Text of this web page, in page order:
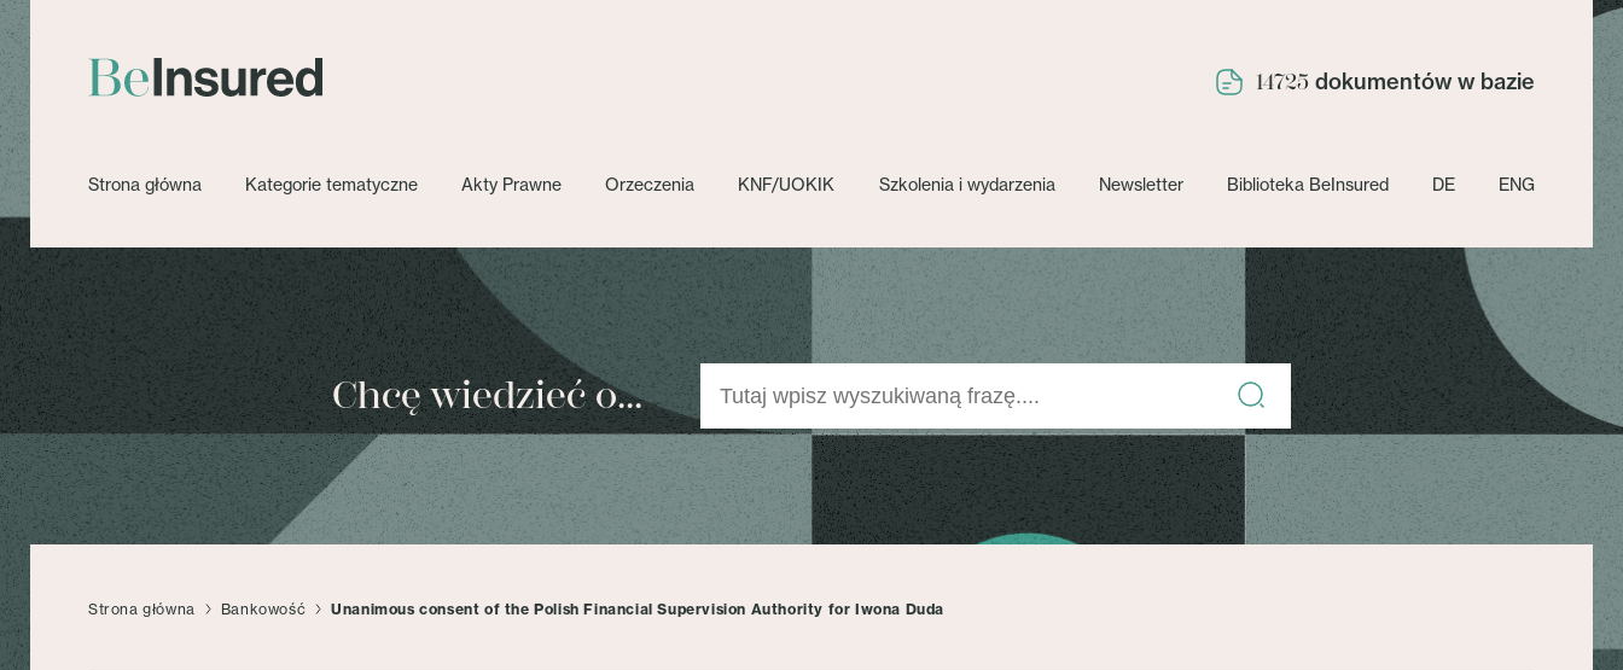
14725 dokumentów w bazie
Strona główna Kategorie tematyczne Akty Prawne Orzeczenia KNF/UOKIK Szkolenia i wydarzenia Newsletter Biblioteka BeInsured DE ENG
Chcę wiedzieć o...
Strona główna Bankowość Unanimous consent of the Polish Financial Supervision Authority for Iwona Duda